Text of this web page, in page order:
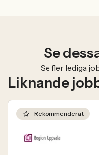
Se
Se fler lediga
Liknande
Rekommenderat